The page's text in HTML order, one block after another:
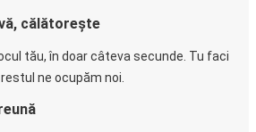
călătorește
tău, în doar câteva secunde. Tu faci
ne ocupăm noi.